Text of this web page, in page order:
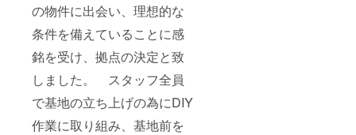
の物件に出会い、理想的な
条件を備えていることに感
銘を受け、拠点の決定と致
しました。 スタッフ全員
で基地の立ち上げの為にDIY
作業に取り組み、基地前を